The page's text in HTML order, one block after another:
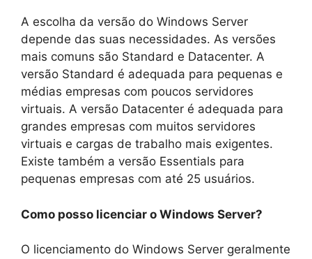
A escolha da versão do Windows Server
depende das suas necessidades. As versões
mais comuns são Standard e Datacenter. A
versão Standard é adequada para pequenas e
médias empresas com poucos servidores
virtuais. A versão Datacenter é adequada para
grandes empresas com muitos servidores
virtuais e cargas de trabalho mais exigentes.
Existe também a versão Essentials para
pequenas empresas com até 25 usuários.
Como posso licenciar o Windows Server?
O licenciamento do Windows Server geralmente